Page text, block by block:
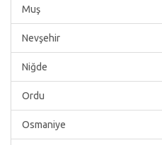
Muş
Nevşehir
Niğde
Ordu
Osmaniye